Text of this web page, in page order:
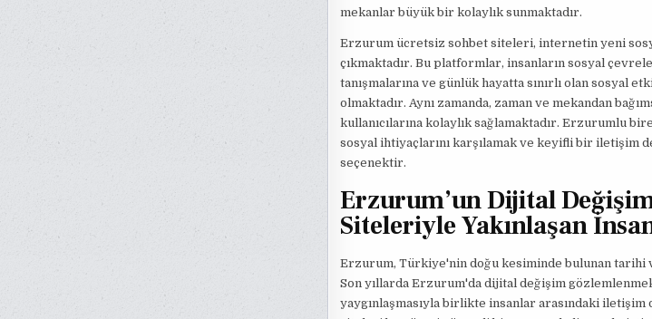
mekanlar büyük bir kolaylık sunmaktadır.
Erzurum ücretsiz sohbet siteleri, internetin yeni
çıkmaktadır. Bu platformlar, insanların sosyal
tanışmalarına ve günlük hayatta sınırlı olan sosyal
olmaktadır. Aynı zamanda, zaman ve mekandan
kullanıcılarına kolaylık sağlamaktadır. Erzurumlu
sosyal ihtiyaçlarını karşılamak ve keyifli bir iletişim
seçenektir.
Erzurum’un Dijital
Siteleriyle Yakınlaşan
Erzurum, Türkiye'nin doğu kesiminde bulunan tarihi
Son yıllarda Erzurum'da dijital değişim
yaygınlaşmasıyla birlikte insanlar arasındaki iletişim